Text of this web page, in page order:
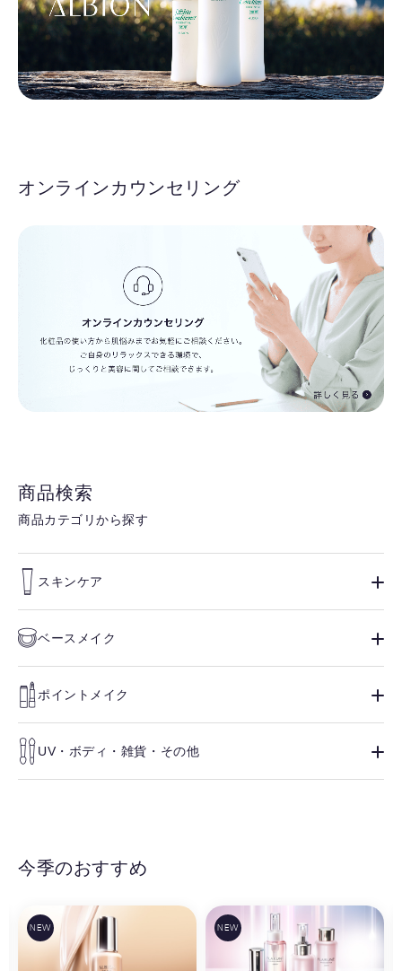
オンラインカウンセリング
商品検索
商品カテゴリから探す
スキンケア
ベースメイク
ポイントメイク
UV・ボディ・雑貨・その他
今季のおすすめ